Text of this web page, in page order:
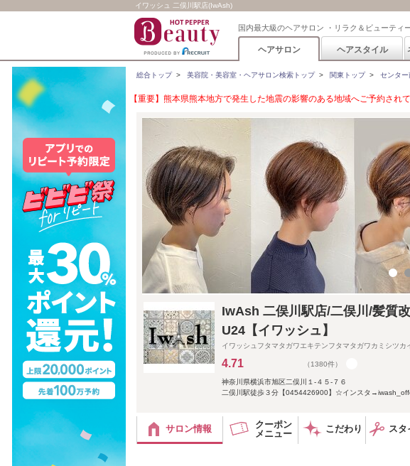
イワッシュ 二俣川駅店(IwAsh)
国内最大級のヘアサロン ・リラク＆ビューティ
ヘアサロン ヘアスタイル
総合トップ> 美容院・美容室・ヘアサロン検索トップ> 関東トップ> センタ
【重要】熊本県熊本地方で発生した地震の影響のある地域へご予約され
IwAsh 二俣川駅店/二俣川/髪質
U24【イワッシュ】
イワッシュフタマタガワエキテンフタマタガワカミシツカ
4.71 （1380件）
神奈川県横浜市旭区二俣川１-４５-７６
二俣川駅徒歩３分【0454426900】☆インスタ
サロン情報
クーポン
メニュー
こだわり スタ